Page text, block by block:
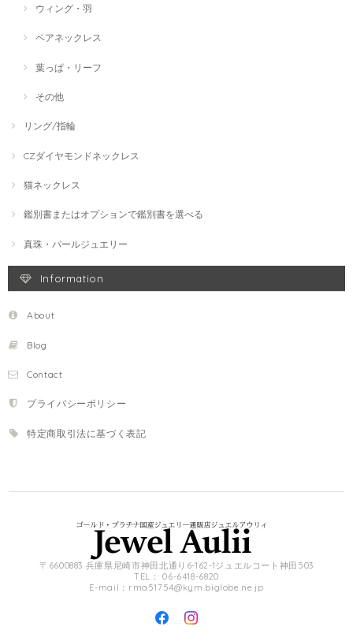
ウィング・羽
ペアネックレス
葉っぱ・リーフ
その他
リング/指輪
CZダイヤモンドネックレス
猫ネックレス
鑑別書またはオプションで鑑別書を選べる
真珠・パールジュエリー
Information
About
Blog
Contact
プライバシーポリシー
特定商取引法に基づく表記
〒6600883 兵庫県尼崎市神田北通り6-162-1ジュエルコート神田503
TEL： 06-6418-6820
E-mail： rma51754@kym.biglobe.ne.jp